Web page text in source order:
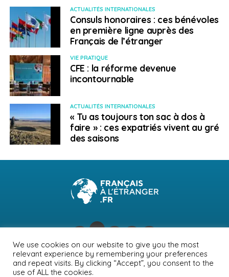
de l’immigration au plus tard le 93ejour de présence
sur le sol hongrois. Seuls les travailleurs salariés ou les
travailleurs indépendants et les étudiants peuvent faire
ces démarches. Suite à cette déclaration, un certificat
d’enregistrement à durée indéterminée est remis au
requérant le jour de la demande.
SUJETS ASSOCIÉS:
A SUIVRE
Quels secteurs recrutent au Canada (2/5) :
éducation et petite enfance
Quels secteurs recrutent au Canada (1/5) : les
ACTUALITÉS INTERNATIONALES
Consuls honoraires : ces bénévoles
en première ligne auprès des
Français de l’étranger
VIE PRATIQUE
CFE : la réforme devenue
incontournable
ACTUALITÉS INTERNATIONALES
« Tu as toujours ton sac à dos à
faire » : ces expatriés vivent au gré
des saisons
NEWSLETTER PUBLICITÉ CONTACTS
MENTIONS LÉGALES
POLITIQUE DE CONFIDENTIALITÉ
We use cookies on our website to give you the most
relevant experience by remembering your preferences
and repeat visits. By clicking “Accept”, you consent to the
use of ALL the cookies.